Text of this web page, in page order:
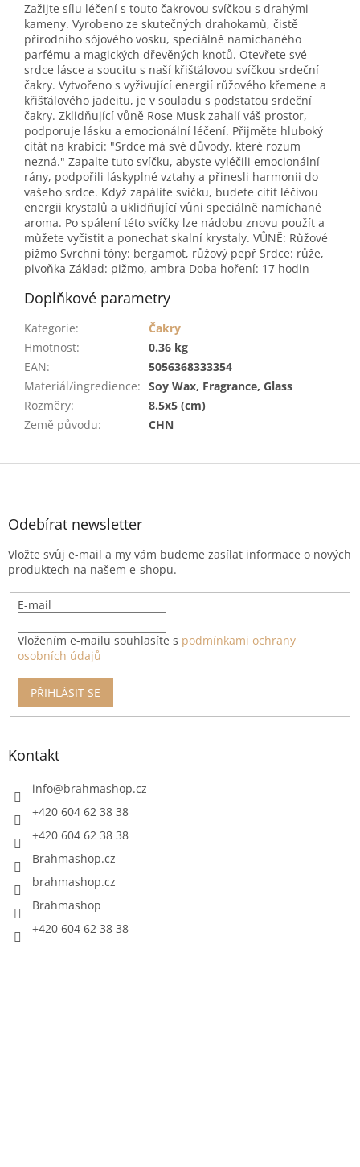
Zažijte sílu léčení s touto čakrovou svíčkou s drahými
kameny. Vyrobeno ze skutečných drahokamů, čistě
přírodního sójového vosku, speciálně namíchaného
parfému a magických dřevěných knotů. Otevřete své
srdce lásce a soucitu s naší křišťálovou svíčkou srdeční
čakry. Vytvořeno s vyživující energií růžového křemene a
křišťálového jadeitu, je v souladu s podstatou srdeční
čakry. Zklidňující vůně Rose Musk zahalí váš prostor,
podporuje lásku a emocionální léčení. Přijměte hluboký
citát na krabici: "Srdce má své důvody, které rozum
nezná." Zapalte tuto svíčku, abyste vyléčili emocionální
rány, podpořili láskyplné vztahy a přinesli harmonii do
vašeho srdce. Když zapálíte svíčku, budete cítit léčivou
energii krystalů a uklidňující vůni speciálně namíchané
aroma. Po spálení této svíčky lze nádobu znovu použít a
můžete vyčistit a ponechat skalní krystaly. VŮNĚ: Růžové
pižmo Svrchní tóny: bergamot, růžový pepř Srdce: růže,
pivoňka Základ: pižmo, ambra Doba hoření: 17 hodin
Doplňkové parametry
Kategorie:
Čakry
Hmotnost:
0.36 kg
EAN:
5056368333354
Materiál/ingredience: Soy Wax, Fragrance, Glass
Rozměry:
8.5x5 (cm)
Země původu: CHN
Z
Odebírat newsletter
Vložte svůj e-mail a my vám budeme zasílat informace o nových
produktech na našem e-shopu.
E-mail
Vložením e-mailu souhlasíte s podmínkami ochrany
osobních údajů
PŘIHLÁSIT SE
Kontakt
info@brahmashop.cz
+420 604 62 38 38
+420 604 62 38 38
Brahmashop.cz
brahmashop.cz
Brahmashop
+420 604 62 38 38